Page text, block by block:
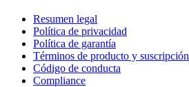
Resumen legal
Política de privacidad
Política de garantía
Términos de producto y suscripción
Código de conducta
Compliance